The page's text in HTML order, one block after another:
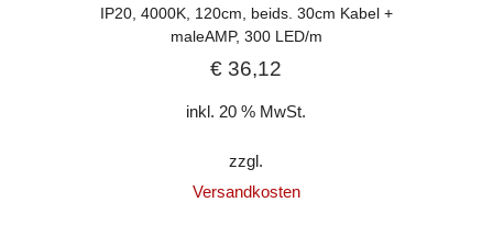
IP20, 4000K, 120cm, beids. 30cm Kabel +
maleAMP, 300 LED/m
€ 36,12
inkl. 20 % MwSt.
zzgl.
Versandkosten